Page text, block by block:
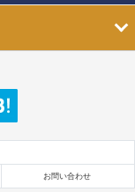
お問い合わせ